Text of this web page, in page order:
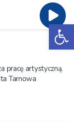
pracę artystyczną.
Tarnowa